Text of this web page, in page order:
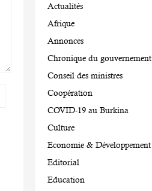
Actualités
Afrique
Annonces
Chronique du gouvernement
Conseil des ministres
Coopération
COVID-19 au Burkina
Culture
Economie & Développement
Editorial
Education